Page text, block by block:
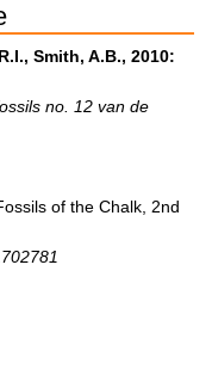
Smith, A.B., 2010:
no. 12 van de
of the Chalk, 2nd